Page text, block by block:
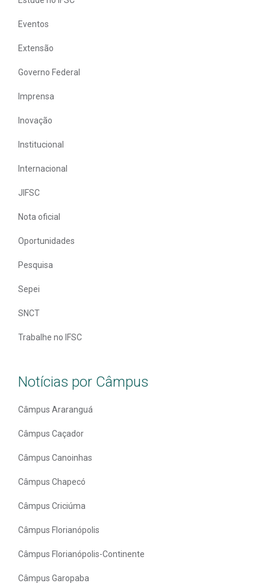
Eventos
Extensão
Governo Federal
Imprensa
Inovação
Institucional
Internacional
JIFSC
Nota oficial
Oportunidades
Pesquisa
Sepei
SNCT
Trabalhe no IFSC
Notícias por Câmpus
Câmpus Araranguá
Câmpus Caçador
Câmpus Canoinhas
Câmpus Chapecó
Câmpus Criciúma
Câmpus Florianópolis
Câmpus Florianópolis-Continente
Câmpus Garopaba